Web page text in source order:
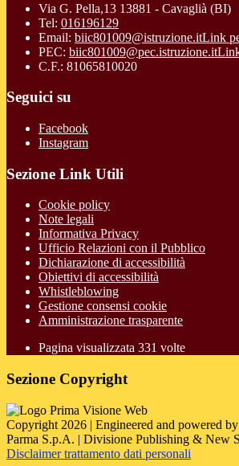
Via G. Pella,13 13881 - Cavaglià (BI)
Tel: 016196129
Email: biic801009@istruzione.itLink
PEC: biic801009@pec.istruzione.it
C.F.: 81065810020
Seguici su
Facebook
Instagram
Sezione Link Utili
Cookie policy
Note legali
Informativa Privacy
Ufficio Relazioni con il Pubblico
Dichiarazione di accessibilità
Obiettivi di accessibilità
Whistleblowing
Gestione consensi cookie
Amministrazione trasparente
Pagina visualizzata 331 volte
Sezione Copyright
Copyright 2026 | Engineered and powered
Parma S.p.A. | Divisione Publishing & New
Disclaimer trattamento dati personali